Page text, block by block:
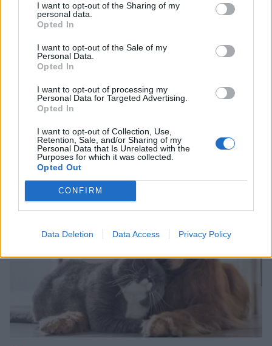
I want to opt-out of the Sharing of my
personal data.
Opted In
I want to opt-out of the Sale of my
Personal Data.
Opted In
I want to opt-out of processing my
Personal Data for Targeted Advertising.
Opted In
I want to opt-out of Collection, Use,
Retention, Sale, and/or Sharing of my
Personal Data that Is Unrelated with the
Purposes for which it was collected.
Opted Out
CONFIRM
Data Deletion Data Access Privacy Policy
7 λόγοι για τους οποίους τα σκυλάκια
γλείφουν τις πατούσες τους - είναι
τελικά ανησυχητικό ή όχι;
04 Ιουλίου 2025 16:55